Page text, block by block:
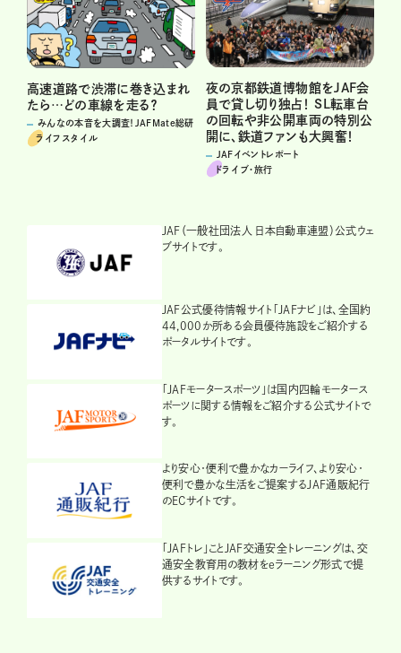
高速道路で渋滞に巻き込まれ
たら…どの車線を走る？
みんなの本音を大調査！JAFMate総研
ライフスタイル
夜の京都鉄道博物館をJAF会
員で貸し切り独占！ SL転車台
の回転や非公開車両の特別公
開に、鉄道ファンも大興奮！
JAFイベントレポート
ドライブ･旅行
JAF（一般社団法人 日本自動車連盟）公式ウェ
ブサイトです。
JAF公式優待情報サイト「JAFナビ」は、全国約
44,000か所ある会員優待施設をご紹介する
ポータルサイトです。
「JAFモータースポーツ」は国内四輪モータース
ポーツに関する情報をご紹介する公式サイトで
す。
より安心・便利で豊かなカーライフ、より安心・
便利で豊かな生活をご提案するJAF通販紀行
のECサイトです。
「JAFトレ」ことJAF交通安全トレーニングは、交
通安全教育用の教材をeラーニング形式で提
供するサイトです。